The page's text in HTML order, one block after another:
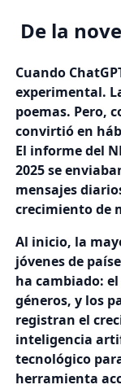
De la
Cuando
experimental.
poemas. Pero,
convirtió en
El informe del
2025 se
mensajes
crecimiento de
Al inicio, la
jóvenes de
ha cambiado:
géneros, y los
registran el
inteligencia
tecnológico
herramienta